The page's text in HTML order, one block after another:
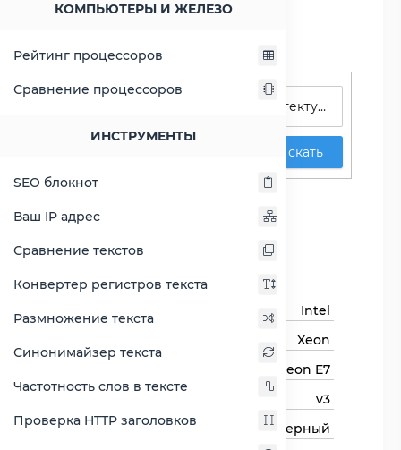
КОМПЬЮТЕРЫ И ЖЕЛЕЗО
Рейтинг процессоров
Сравнение процессоров
ИНСТРУМЕНТЫ
SEO блокнот
Ваш IP адрес
Сравнение текстов
Конвертер регистров текста
Размножение текста
Синонимайзер текста
Частотность слов в тексте
Проверка HTTP заголовков
Искать
Xeon E7-4820 v3
Основная информация
Intel
Xeon
Xeon E7
v3
Тип процессора
Серверный